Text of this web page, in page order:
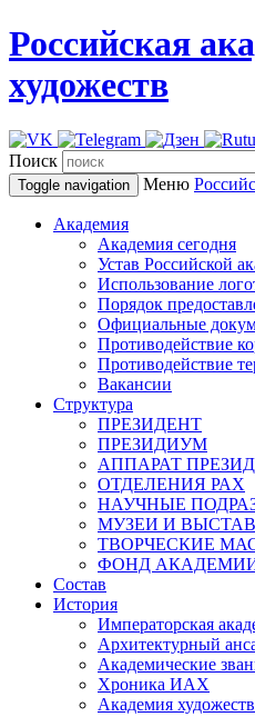
Российская
художеств
Поиск
Toggle navigation Меню
Академия
Академия сегодня
Устав Российской
Использование
Порядок
Официальные
Противодействие
Противодействие
Вакансии
Структура
ПРЕЗИДЕНТ
ПРЕЗИДИУМ
АППАРАТ
ОТДЕЛЕНИЯ РАХ
НАУЧНЫЕ
МУЗЕИ И
ТВОРЧЕСКИЕ
ФОНД
Состав
История
Императорская
Архитектурный
Академические
Хроника ИАХ
Академия